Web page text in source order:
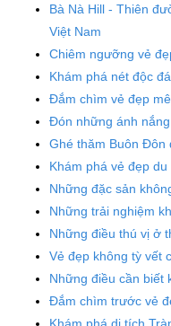
Bà Nà Hill - Thiên
Việt Nam
Chiêm ngưỡng vẻ
Khám phá nét độc
Đắm chìm vẻ đẹp
Đón những ánh
Ghé thăm Buôn Đôn
Khám phá vẻ đẹp
Những đặc sản
Những trải nghiệm
Những điều thú vị ở
Vẻ đẹp không tỳ vết
Những điều cần biết
Đắm chìm trước vẻ
Khám phá di tích